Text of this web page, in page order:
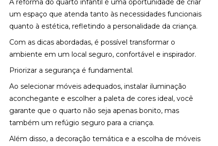
A reforma do quarto infantil é uma oportunidade de criar
um espaço que atenda tanto às necessidades funcionais
quanto à estética, refletindo a personalidade da criança.
Com as dicas abordadas, é possível transformar o
ambiente em um local seguro, confortável e inspirador.
Priorizar a segurança é fundamental.
Ao selecionar móveis adequados, instalar iluminação
aconchegante e escolher a paleta de cores ideal, você
garante que o quarto não seja apenas bonito, mas
também um refúgio seguro para a criança.
Além disso, a decoração temática e a escolha de móveis